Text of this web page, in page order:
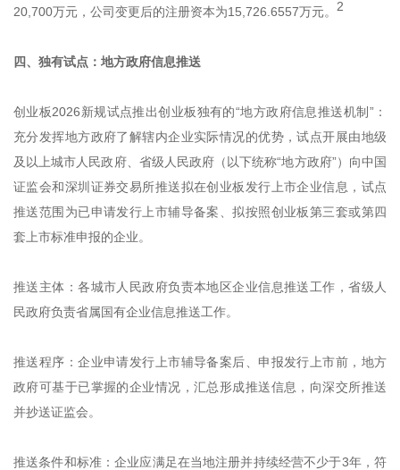
20,700万元，公司变更后的注册资本为15,726.6557万元。 2
四、独有试点：地方政府信息推送
创业板2026新规试点推出创业板独有的“地方政府信息推送机制”：
充分发挥地方政府了解辖内企业实际情况的优势，试点开展由地级
及以上城市人民政府、省级人民政府（以下统称“地方政府”）向中国
证监会和深圳证券交易所推送拟在创业板发行上市企业信息，试点
推送范围为已申请发行上市辅导备案、拟按照创业板第三套或第四
套上市标准申报的企业。
推送主体：各城市人民政府负责本地区企业信息推送工作，省级人
民政府负责省属国有企业信息推送工作。
推送程序：企业申请发行上市辅导备案后、申报发行上市前，地方
政府可基于已掌握的企业情况，汇总形成推送信息，向深交所推送
并抄送证监会。
推送条件和标准：企业应满足在当地注册并持续经营不少于3年，符